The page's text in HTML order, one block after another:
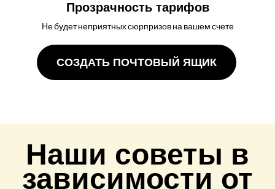
Прозрачность тарифов
Не будет неприятных сюрпризов на вашем счете
СОЗДАТЬ ПОЧТОВЫЙ ЯЩИК
Наши советы в
зависимости от